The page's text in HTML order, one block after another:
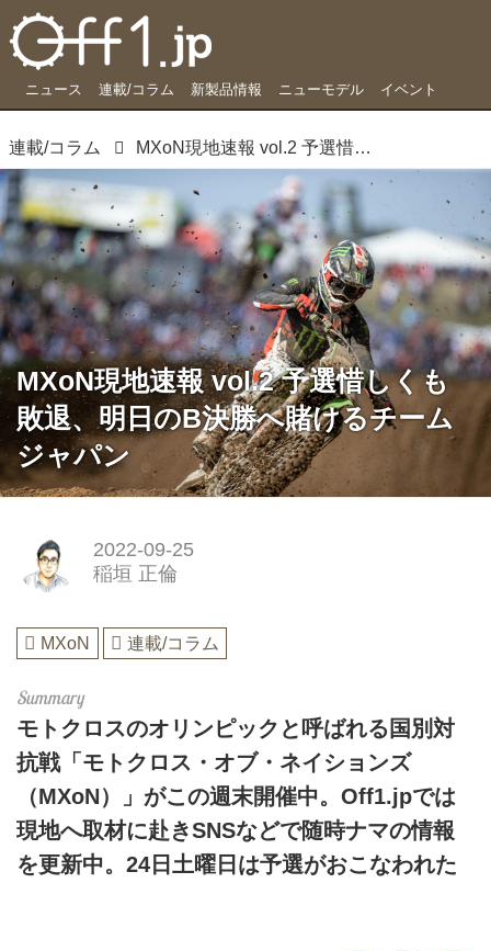
ニュース 連載/コラム 新製品情報 ニューモデル イベント
連載/コラム MXoN現地速報 vol.2 予選惜しくも敗退、明日のB決勝へ賭けるチームジャパン
MXoN現地速報 vol.2 予選惜しくも
敗退、明日のB決勝へ賭けるチーム
ジャパン
2022-09-25
稲垣 正倫
MXoN 連載/コラム
モトクロスのオリンピックと呼ばれる国別対
抗戦「モトクロス・オブ・ネイションズ
（MXoN）」がこの週末開催中。Off1.jpでは
現地へ取材に赴きSNSなどで随時ナマの情報
を更新中。24日土曜日は予選がおこなわれた